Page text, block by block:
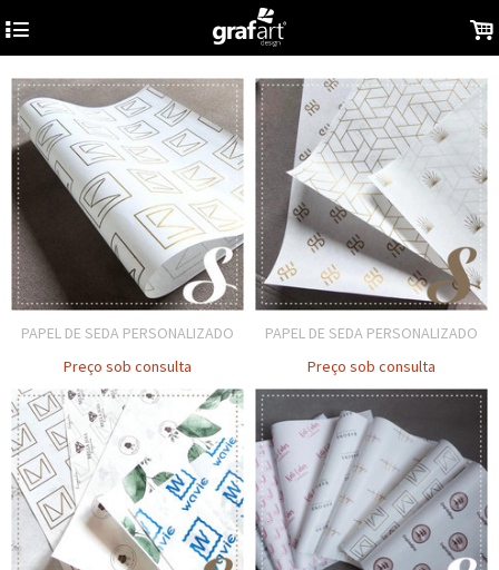
4 .
PAPEL DE SEDA PERSONALIZADO
Preço sob consulta
PAPEL DE SEDA PERSONALIZADO
Preço sob consulta